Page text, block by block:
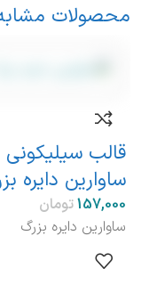
محصولات
قالب سیلیکونی
ساوارین دایره
تومان
ساوارین دایره بزرگ